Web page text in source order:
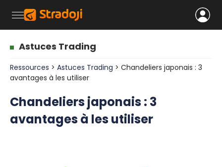
Astuces Trading
Ressources > Astuces Trading > Chandeliers japonais : 3
avantages à les utiliser
Chandeliers japonais : 3
avantages à les utiliser